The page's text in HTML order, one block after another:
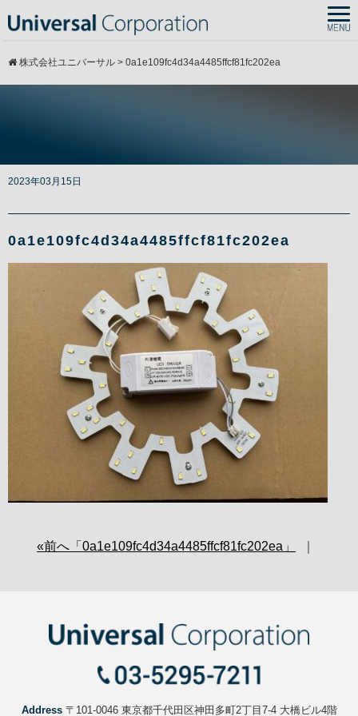
株式会社ユニバーサル > 0a1e109fc4d34a4485ffcf81fc202ea
/home/cmspro5/j-
uc.co.jp/public_html/wp-
content/themes/
Warning: Attempt to read property
2023年03月15日
0a1e109fc4d34a4485ffcf81fc202ea
«前へ「0a1e109fc4d34a4485ffcf81fc202ea」
Address〒101-0046 東京都千代田区神田多町2丁目7-4 大橋ビル4階